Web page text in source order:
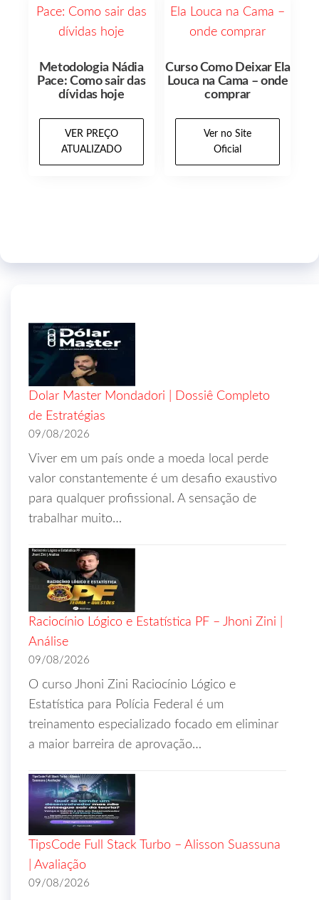
Metodologia Nádia
Pace: Como sair das
dívidas hoje
VER PREÇO
ATUALIZADO
Curso Como Deixar Ela
Louca na Cama – onde
comprar
Ver no Site
Oficial
Dolar Master Mondadori | Dossiê Completo
de Estratégias
09/08/2026
Viver em um país onde a moeda local perde
valor constantemente é um desafio exaustivo
para qualquer profissional. A sensação de
trabalhar muito…
Raciocínio Lógico e Estatística PF – Jhoni Zini |
Análise
09/08/2026
O curso Jhoni Zini Raciocínio Lógico e
Estatística para Polícia Federal é um
treinamento especializado focado em eliminar
a maior barreira de aprovação…
TipsCode Full Stack Turbo – Alisson Suassuna
| Avaliação
09/08/2026